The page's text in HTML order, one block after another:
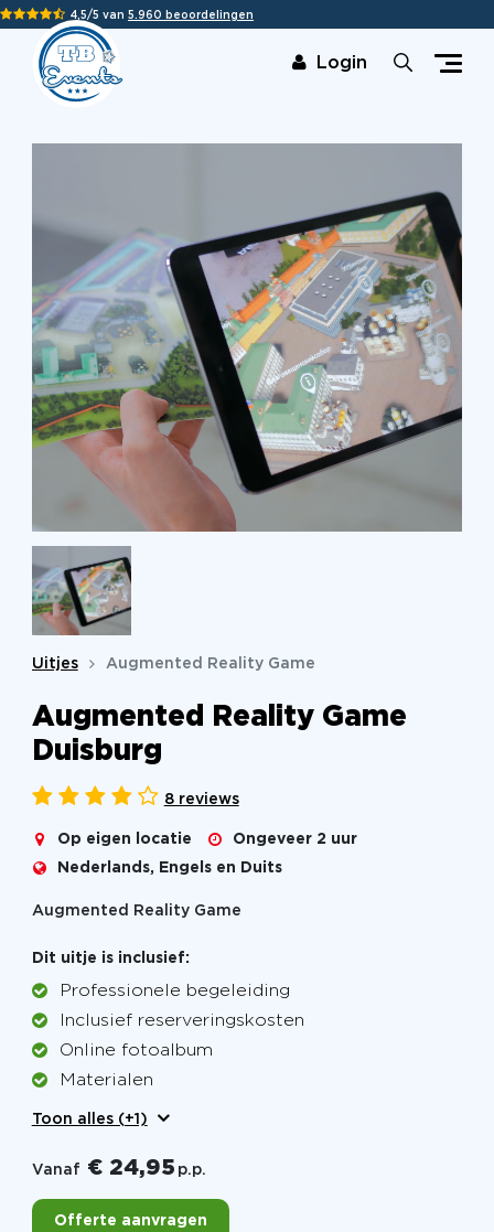
4,5/5 van 5.960 beoordelingen
Login
Uitjes Augmented Reality Game
Augmented Reality Game
Duisburg
8 reviews
Op eigen locatie Ongeveer 2 uur
Nederlands, Engels en Duits
Augmented Reality Game
Dit uitje is inclusief:
Professionele begeleiding
Inclusief reserveringskosten
Online fotoalbum
Materialen
Toon alles (+1)
Vanaf € 24,95 p.p.
Offerte aanvragen